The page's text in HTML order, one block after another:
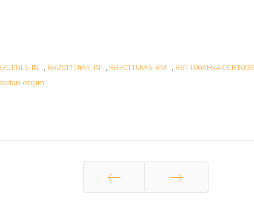
IN , RB2011UiAS-IN , RB3011UiAS-RM , RB1100AHx4
erişim